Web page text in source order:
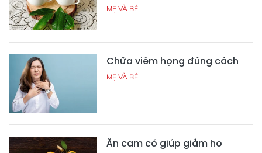
MẸ VÀ BÉ
Chữa viêm họng đúng cách
MẸ VÀ BÉ
Ăn cam có giúp giảm ho